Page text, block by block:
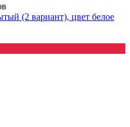
(2 вариант), цвет белое